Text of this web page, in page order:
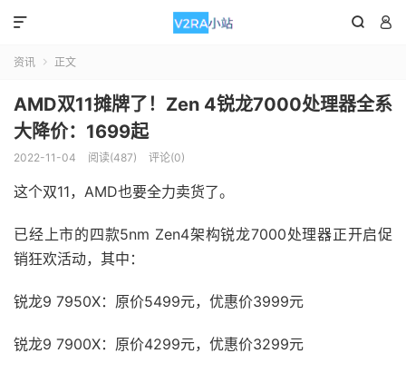
 

资讯  正文
AMD双11摊牌了！Zen 4锐龙7000处理器全系
大降价：1699起
2022-11-04 阅读(487) 评论(0)
这个双11，AMD也要全力卖货了。
已经上市的四款5nm Zen4架构锐龙7000处理器正开启促
销狂欢活动，其中：
锐龙9 7950X：原价5499元，优惠价3999元
锐龙9 7900X：原价4299元，优惠价3299元